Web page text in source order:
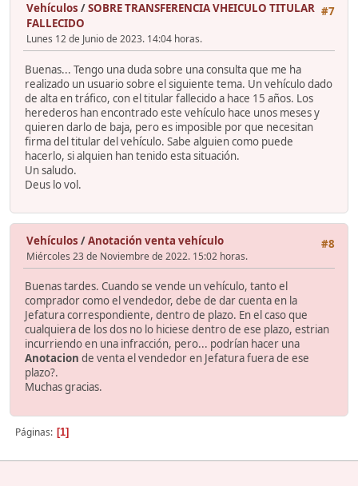
#7
Vehículos /SOBRE TRANSFERENCIA VHEICULO TITULAR
FALLECIDO
Lunes 12 de Junio de 2023. 14:04 horas.
Buenas... Tengo una duda sobre una consulta que me ha
realizado un usuario sobre el siguiente tema. Un vehículo dado
de alta en tráfico, con el titular fallecido a hace 15 años. Los
herederos han encontrado este vehículo hace unos meses y
quieren darlo de baja, pero es imposible por que necesitan
firma del titular del vehículo. Sabe alguien como puede
hacerlo, si alquien han tenido esta situación.
Un saludo.
Deus lo vol.
#8
Vehículos /Anotación venta vehículo
Miércoles 23 de Noviembre de 2022. 15:02 horas.
Buenas tardes. Cuando se vende un vehículo, tanto el
comprador como el vendedor, debe de dar cuenta en la
Jefatura correspondiente, dentro de plazo. En el caso que
cualquiera de los dos no lo hiciese dentro de ese plazo, estrian
incurriendo en una infracción, pero... podrían hacer una
Anotacion de venta el vendedor en Jefatura fuera de ese
plazo?.
Muchas gracias.
Páginas 1